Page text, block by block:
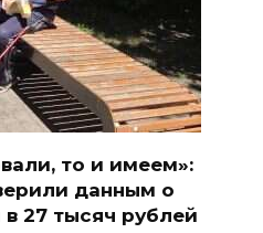
то и имеем»:
данным о
27 тысяч рублей